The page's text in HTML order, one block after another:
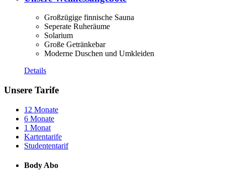
Großzügige finnische Sauna
Seperate Ruheräume
Solarium
Große Getränkebar
Moderne Duschen und Umkleiden
Details
Unsere Tarife
12 Monate
6 Monate
1 Monat
Kartentarife
Studententarif
Body Abo